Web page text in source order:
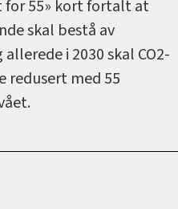
for 55» kort fortalt at
skal bestå av
i 2030 skal CO2-
med 55